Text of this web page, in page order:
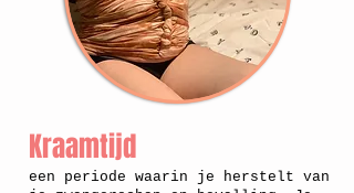
Kraamtijd
een periode waarin je herstelt van